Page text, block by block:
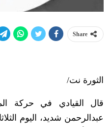
Share
الثورة نت/
قال القيادي في حركة
عبدالرحمن شديد، اليوم